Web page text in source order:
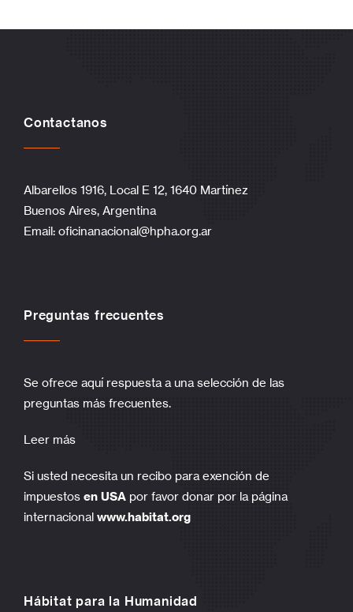
Contactanos
Albarellos 1916, Local E 12, 1640 Martínez
Buenos Aires, Argentina
Email: oficinanacional@hpha.org.ar
Preguntas frecuentes
Se ofrece aquí respuesta a una selección de las
preguntas más frecuentes.
Leer más
Si usted necesita un recibo para exención de
impuestos en USA por favor donar por la página
internacional www.habitat.org
Hábitat para la Humanidad